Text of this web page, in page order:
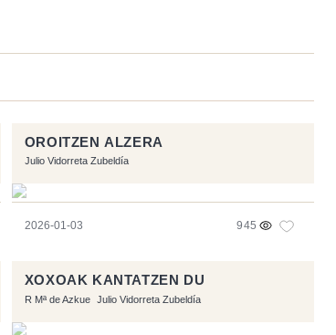
OROITZEN ALZERA
Julio Vidorreta Zubeldía
2026-01-03 945
XOXOAK KANTATZEN DU
R Mª de Azkue Julio Vidorreta Zubeldía